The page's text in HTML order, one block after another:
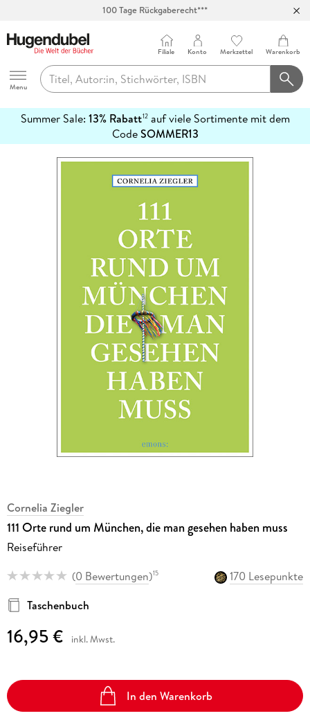
100 Tage Rückgaberecht***
Hugendubel
Menu
Filiale Konto Merkzettel Warenkorb
Summer Sale: 13% Rabatt12auf viele Sortimente mit dem
CodeSOMMER13
erfahren
Cornelia Ziegler
111 Orte rund um München, die man gesehen haben muss
Reiseführer
(0 Bewertungen)15
170 Lesepunkte
Taschenbuch
16,95 € inkl. Mwst.
In den Warenkorb